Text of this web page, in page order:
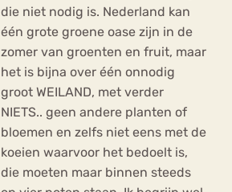
die niet nodig is. Nederland kan
één grote groene oase zijn in de
zomer van groenten en fruit, maar
het is bijna over één onnodig
groot WEILAND, met verder
NIETS.. geen andere planten of
bloemen en zelfs niet eens met de
koeien waarvoor het bedoelt is,
die moeten maar binnen steeds